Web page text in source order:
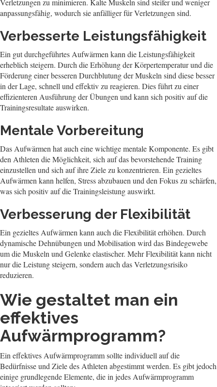
Verletzungen zu minimieren. Kalte Muskeln sind steifer und weniger
anpassungsfähig, wodurch sie anfälliger für Verletzungen sind.
Verbesserte Leistungsfähigkeit
Ein gut durchgeführtes Aufwärmen kann die Leistungsfähigkeit
erheblich steigern. Durch die Erhöhung der Körpertemperatur und die
Förderung einer besseren Durchblutung der Muskeln sind diese besser
in der Lage, schnell und effektiv zu reagieren. Dies führt zu einer
effizienteren Ausführung der Übungen und kann sich positiv auf die
Trainingsresultate auswirken.
Mentale Vorbereitung
Das Aufwärmen hat auch eine wichtige mentale Komponente. Es gibt
den Athleten die Möglichkeit, sich auf das bevorstehende Training
einzustellen und sich auf ihre Ziele zu konzentrieren. Ein gezieltes
Aufwärmen kann helfen, Stress abzubauen und den Fokus zu schärfen,
was sich positiv auf die Trainingsleistung auswirkt.
Verbesserung der Flexibilität
Ein gezieltes Aufwärmen kann auch die Flexibilität erhöhen. Durch
dynamische Dehnübungen und Mobilisation wird das Bindegewebe
um die Muskeln und Gelenke elastischer. Mehr Flexibilität kann nicht
nur die Leistung steigern, sondern auch das Verletzungsrisiko
reduzieren.
Wie gestaltet man ein
effektives
Aufwärmprogramm?
Ein effektives Aufwärmprogramm sollte individuell auf die
Bedürfnisse und Ziele des Athleten abgestimmt werden. Es gibt jedoch
einige grundlegende Elemente, die in jedes Aufwärmprogramm